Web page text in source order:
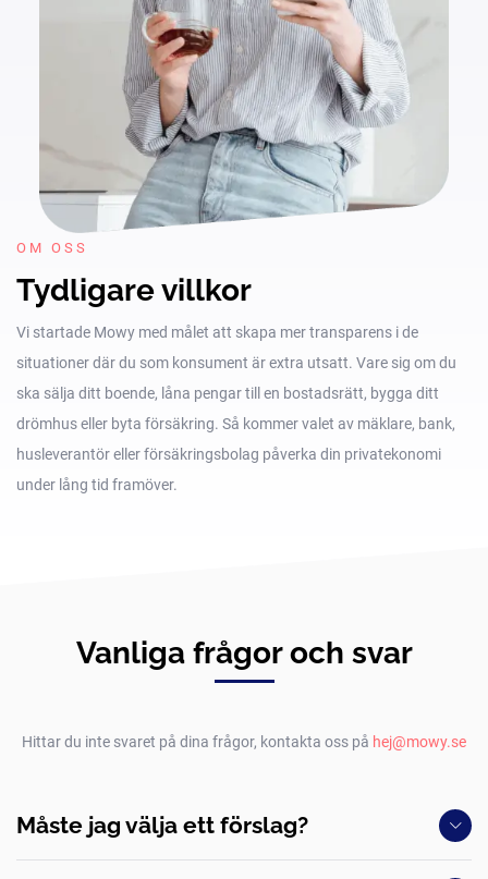
OM OSS
Tydligare villkor
Vi startade Mowy med målet att skapa mer transparens i de
situationer där du som konsument är extra utsatt. Vare sig om du
ska sälja ditt boende, låna pengar till en bostadsrätt, bygga ditt
drömhus eller byta försäkring. Så kommer valet av mäklare, bank,
husleverantör eller försäkringsbolag påverka din privatekonomi
under lång tid framöver.
Vanliga frågor och svar
Hittar du inte svaret på dina frågor, kontakta oss på hej@mowy.se
Måste jag välja ett förslag?